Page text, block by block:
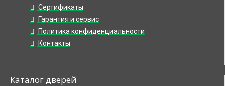
Сертификаты
Гарантия и сервис
Политика конфиденциальности
Контакты
Каталог дверей